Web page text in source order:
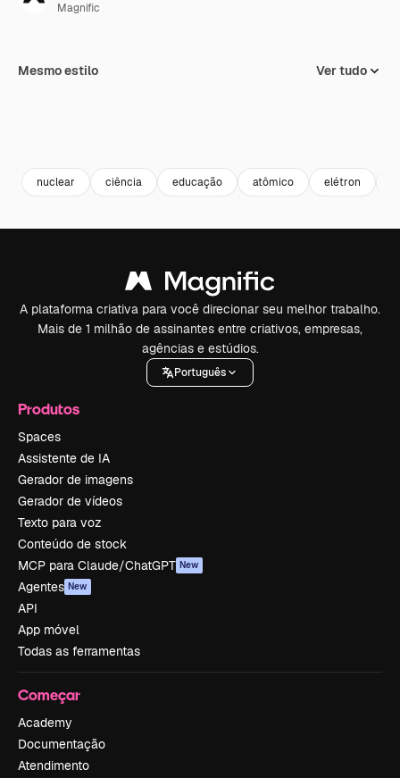
Magnific
Mesmo estilo Ver tudo
nuclear ciência educação atômico elétron
A plataforma criativa para você direcionar seu melhor trabalho.
Mais de 1 milhão de assinantes entre criativos, empresas,
agências e estúdios.
Português
Produtos
Spaces
Assistente de IA
Gerador de imagens
Gerador de vídeos
Texto para voz
Conteúdo de stock
MCP para Claude/ChatGPT New
Agentes New
API
App móvel
Todas as ferramentas
Começar
Academy
Documentação
Atendimento